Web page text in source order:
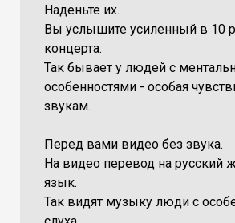
Наденьте их.
Вы услышите усиленный в 10
концерта.
Так бывает у людей с
особенностями - особая
звукам.
Перед вами видео без звука.
На видео перевод на русский
язык.
Так видят музыку люди с